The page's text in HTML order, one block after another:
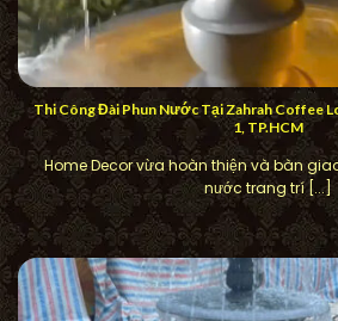
Thi Công Đài Phun Nước Tại Zahrah Coffee
1, TP.HCM
Home Decor vừa hoàn thiện và bàn
nước trang trí [...]